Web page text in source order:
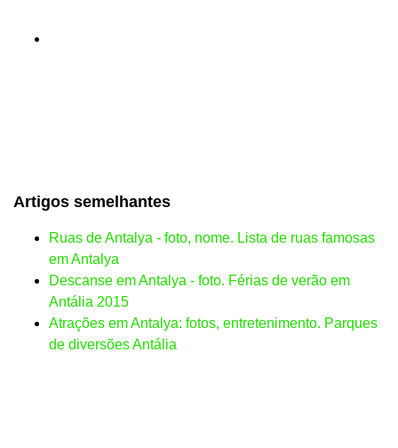
Artigos semelhantes
Ruas de Antalya - foto, nome. Lista de ruas famosas
em Antalya
Descanse em Antalya - foto. Férias de verão em
Antália 2015
Atrações em Antalya: fotos, entretenimento. Parques
de diversões Antália